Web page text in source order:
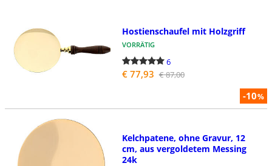
-10%
Hostienschaufel mit Holzgriff
VORRÄTIG
6
€ 77,93 € 87,00
Kelchpatene, ohne Gravur, 12
cm, aus vergoldetem Messing
24k